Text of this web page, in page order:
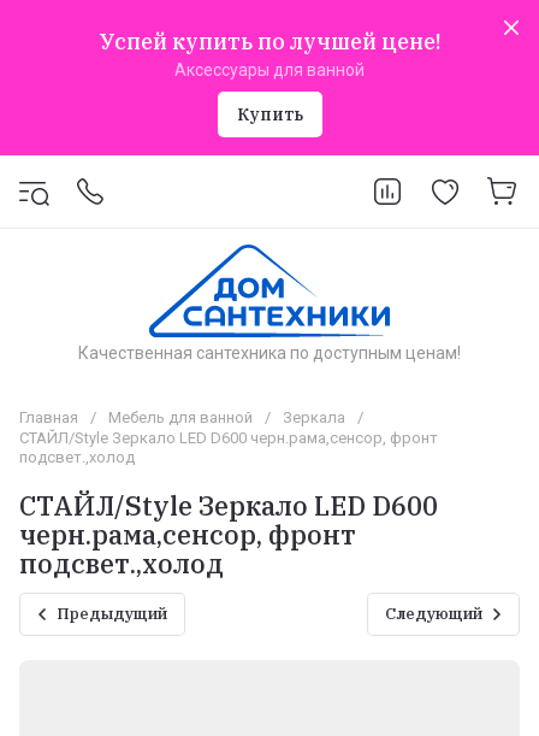
Успей купить по лучшей цене!
Аксессуары для ванной
Купить
Качественная сантехника по доступным ценам!
Главная / Мебель для ванной / Зеркала
/
СТАЙЛ/Style Зеркало LED D600 черн.рама,сенсор, фронт
подсвет.,холод
СТАЙЛ/Style Зеркало LED D600
черн.рама,сенсор, фронт
подсвет.,холод
Предыдущий Следующий